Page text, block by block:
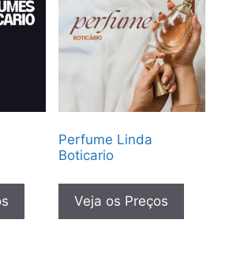
Perfume Linda
Boticario
Veja os Preços